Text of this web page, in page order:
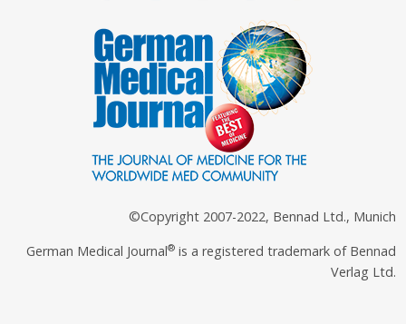
©Copyright 2007-2022, Bennad Ltd., Munich
German Medical Journal®is a registered trademark of Bennad
Verlag Ltd.